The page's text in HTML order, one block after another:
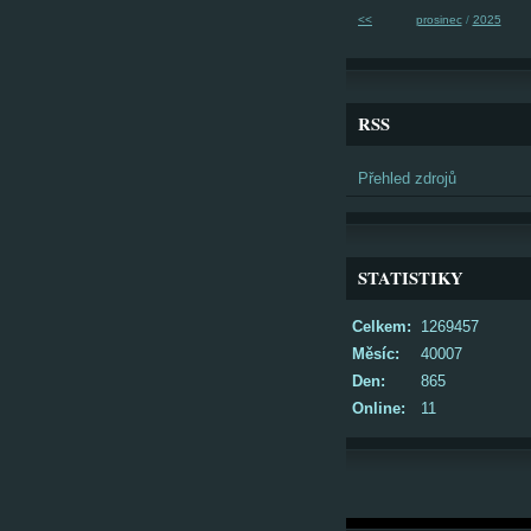
<< prosinec/ 2025
RSS
Přehled zdrojů
STATISTIKY
Online: 11
Celkem:
1269457
Měsíc:
40007
Den:
865